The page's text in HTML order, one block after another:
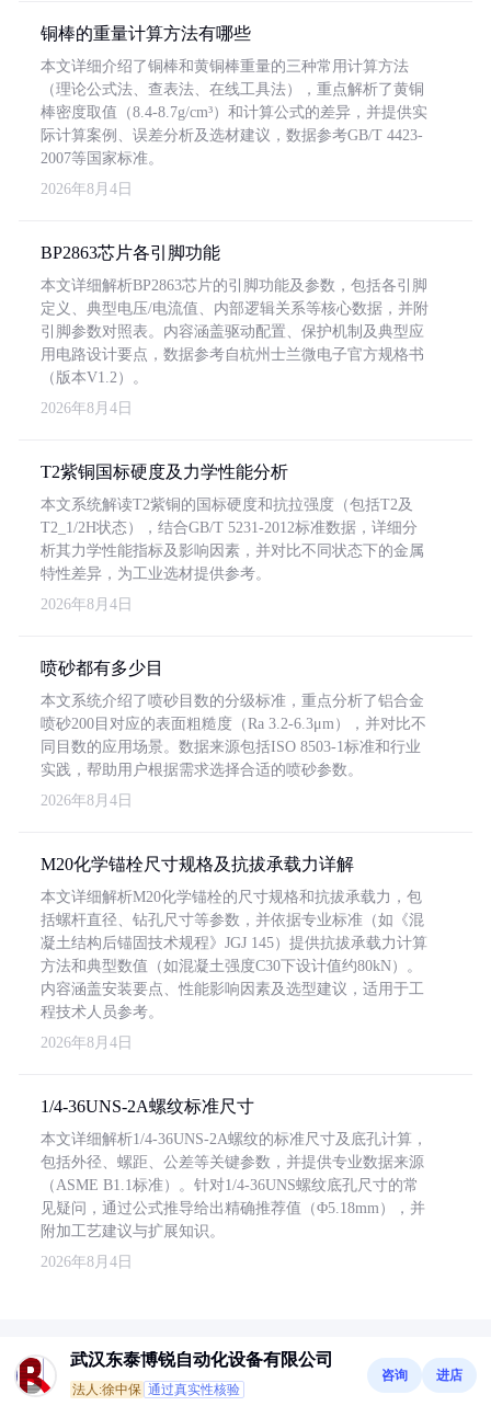
铜棒的重量计算方法有哪些
本文详细介绍了铜棒和黄铜棒重量的三种常用计算方法
（理论公式法、查表法、在线工具法），重点解析了黄铜
棒密度取值（8.4-8.7g/cm³）和计算公式的差异，并提供实
际计算案例、误差分析及选材建议，数据参考GB/T 4423-
2007等国家标准。
2026年8月4日
BP2863芯片各引脚功能
本文详细解析BP2863芯片的引脚功能及参数，包括各引脚
定义、典型电压/电流值、内部逻辑关系等核心数据，并附
引脚参数对照表。内容涵盖驱动配置、保护机制及典型应
用电路设计要点，数据参考自杭州士兰微电子官方规格书
（版本V1.2）。
2026年8月4日
T2紫铜国标硬度及力学性能分析
本文系统解读T2紫铜的国标硬度和抗拉强度（包括T2及
T2_1/2H状态），结合GB/T 5231-2012标准数据，详细分
析其力学性能指标及影响因素，并对比不同状态下的金属
特性差异，为工业选材提供参考。
2026年8月4日
喷砂都有多少目
本文系统介绍了喷砂目数的分级标准，重点分析了铝合金
喷砂200目对应的表面粗糙度（Ra 3.2-6.3μm），并对比不
同目数的应用场景。数据来源包括ISO 8503-1标准和行业
实践，帮助用户根据需求选择合适的喷砂参数。
2026年8月4日
M20化学锚栓尺寸规格及抗拔承载力详解
本文详细解析M20化学锚栓的尺寸规格和抗拔承载力，包
括螺杆直径、钻孔尺寸等参数，并依据专业标准（如《混
凝土结构后锚固技术规程》JGJ 145）提供抗拔承载力计算
方法和典型数值（如混凝土强度C30下设计值约80kN）。
内容涵盖安装要点、性能影响因素及选型建议，适用于工
程技术人员参考。
2026年8月4日
1/4-36UNS-2A螺纹标准尺寸
本文详细解析1/4-36UNS-2A螺纹的标准尺寸及底孔计算，
包括外径、螺距、公差等关键参数，并提供专业数据来源
（ASME B1.1标准）。针对1/4-36UNS螺纹底孔尺寸的常
见疑问，通过公式推导给出精确推荐值（Φ5.18mm），并
附加工艺建议与扩展知识。
2026年8月4日
武汉东泰博锐自动化设备有限公司
法人:徐中保 通过真实性核验
咨询 进店